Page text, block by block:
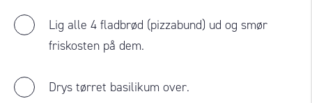
Lig alle 4 fladbrød (pizzabund) ud og smør
friskosten på dem.
Drys tørret basilikum over.